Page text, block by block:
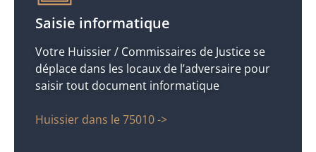
Saisie informatique
Votre Huissier / Commissaires de Justice se
déplace dans les locaux de l’adversaire pour
saisir tout document informatique
Huissier dans le 75010 ->